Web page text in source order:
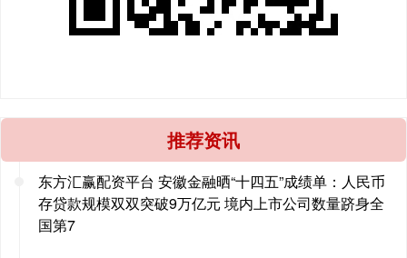
推荐资讯
东方汇赢配资平台 安徽金融晒“十四五”成绩单：人民币
存贷款规模双双突破9万亿元 境内上市公司数量跻身全
国第7